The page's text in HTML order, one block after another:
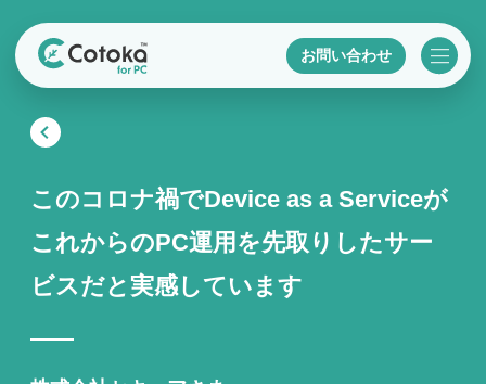
お問い合わせ
このコロナ禍でDevice as a Serviceが
これからのPC運用を先取りしたサー
ビスだと実感しています